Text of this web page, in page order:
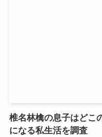
椎名林檎の息子はどこ
になる私生活を調査